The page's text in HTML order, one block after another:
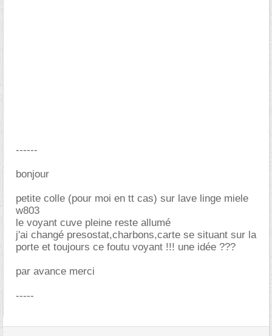
------
bonjour
petite colle (pour moi en tt cas) sur lave linge miele
w803
le voyant cuve pleine reste allumé
j'ai changé presostat,charbons,carte se situant sur la
porte et toujours ce foutu voyant !!! une idée ???
par avance merci
-----